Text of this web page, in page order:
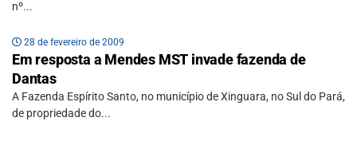
nº...
28 de fevereiro de 2009
Em resposta a Mendes MST invade fazenda de
Dantas
A Fazenda Espírito Santo, no município de Xinguara, no Sul do Pará,
de propriedade do...